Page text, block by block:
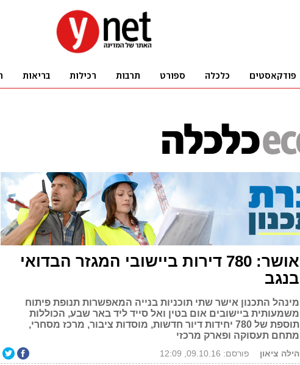
אושר: 780 דירות ביישובי המגזר הבדואי
בנגב
מינהל התכנון אישר שתי תוכניות בנייה המאפשרות תנופת פיתוח
משמעותית ביישובים אום בטין ואל סייד ליד באר שבע, הכוללות
תוספת של 780 יחידות דיור חדשות, מוסדות ציבור, מרכז מסחרי,
מתחם תעסוקה ופארק מרכזי
הילה ציאון פורסם: 09.10.16, 12:09